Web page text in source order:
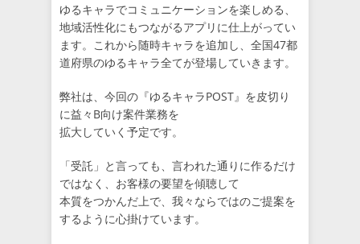
ゆるキャラでコミュニケーションを楽しめる、
地域活性化にもつながるアプリに仕上がってい
ます。これから随時キャラを追加し、全国47都
道府県のゆるキャラ全てが登場していきます。
弊社は、今回の『ゆるキャラPOST』を皮切り
に益々B向け案件業務を
拡大していく予定です。
「受託」と言っても、言われた通りに作るだけ
ではなく、お客様の要望を傾聴して
本質をつかんだ上で、我々ならではのご提案を
するように心掛けています。